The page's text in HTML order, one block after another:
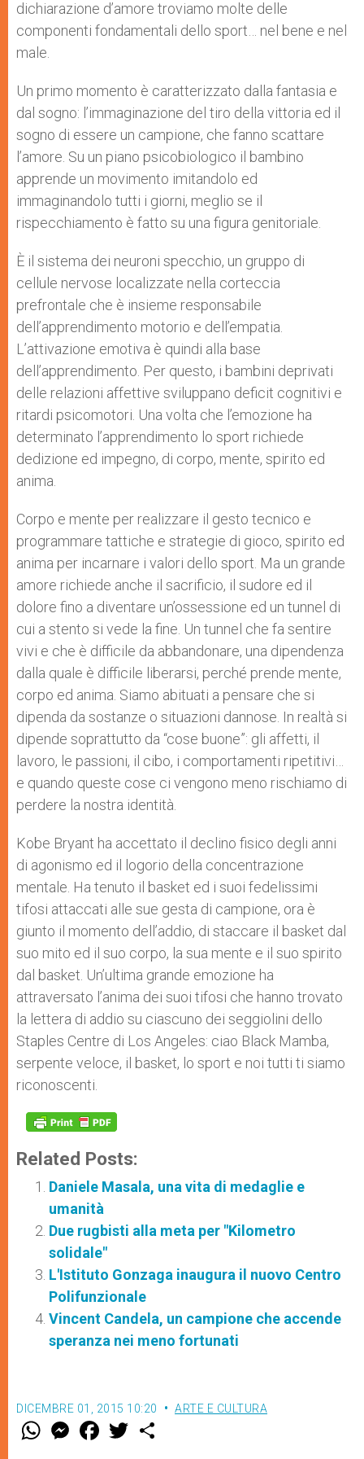
dichiarazione d’amore troviamo molte delle
componenti fondamentali dello sport… nel bene e nel
male.
Un primo momento è caratterizzato dalla fantasia e
dal sogno: l’immaginazione del tiro della vittoria ed il
sogno di essere un campione, che fanno scattare
l’amore. Su un piano psicobiologico il bambino
apprende un movimento imitandolo ed
immaginandolo tutti i giorni, meglio se il
rispecchiamento è fatto su una figura genitoriale.
È il sistema dei neuroni specchio, un gruppo di
cellule nervose localizzate nella corteccia
prefrontale che è insieme responsabile
dell’apprendimento motorio e dell’empatia.
L’attivazione emotiva è quindi alla base
dell’apprendimento. Per questo, i bambini deprivati
delle relazioni affettive sviluppano deficit cognitivi e
ritardi psicomotori. Una volta che l’emozione ha
determinato l’apprendimento lo sport richiede
dedizione ed impegno, di corpo, mente, spirito ed
anima.
Corpo e mente per realizzare il gesto tecnico e
programmare tattiche e strategie di gioco, spirito ed
anima per incarnare i valori dello sport. Ma un grande
amore richiede anche il sacrificio, il sudore ed il
dolore fino a diventare un’ossessione ed un tunnel di
cui a stento si vede la fine. Un tunnel che fa sentire
vivi e che è difficile da abbandonare, una dipendenza
dalla quale è difficile liberarsi, perché prende mente,
corpo ed anima. Siamo abituati a pensare che si
dipenda da sostanze o situazioni dannose. In realtà si
dipende soprattutto da “cose buone”: gli affetti, il
lavoro, le passioni, il cibo, i comportamenti ripetitivi…
e quando queste cose ci vengono meno rischiamo di
perdere la nostra identità.
Kobe Bryant ha accettato il declino fisico degli anni
di agonismo ed il logorio della concentrazione
mentale. Ha tenuto il basket ed i suoi fedelissimi
tifosi attaccati alle sue gesta di campione, ora è
giunto il momento dell’addio, di staccare il basket dal
suo mito ed il suo corpo, la sua mente e il suo spirito
dal basket. Un’ultima grande emozione ha
attraversato l’anima dei suoi tifosi che hanno trovato
la lettera di addio su ciascuno dei seggiolini dello
Staples Centre di Los Angeles: ciao Black Mamba,
serpente veloce, il basket, lo sport e noi tutti ti siamo
riconoscenti.
Related Posts:
Daniele Masala, una vita di medaglie e
umanità
Due rugbisti alla meta per "Kilometro
solidale"
L'Istituto Gonzaga inaugura il nuovo Centro
Polifunzionale
Vincent Candela, un campione che accende
speranza nei meno fortunati
DICEMBRE 01, 2015 10:20 ARTE E CULTURA
W M
e
F
a w